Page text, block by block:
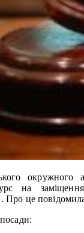
окружного
на
Про це